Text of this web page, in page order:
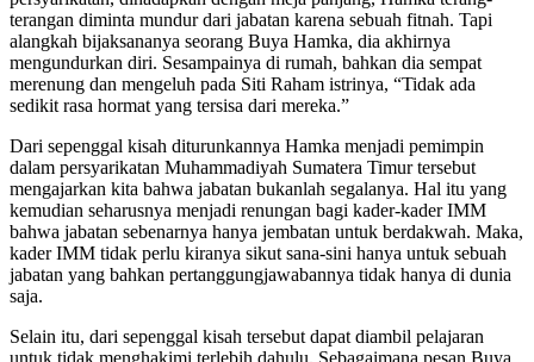
terangan diminta mundur dari jabatan karena sebuah fitnah. Tapi
alangkah bijaksananya seorang Buya Hamka, dia akhirnya
mengundurkan diri. Sesampainya di rumah, bahkan dia sempat
merenung dan mengeluh pada Siti Raham istrinya, “Tidak ada
sedikit rasa hormat yang tersisa dari mereka.”
Dari sepenggal kisah diturunkannya Hamka menjadi pemimpin
dalam persyarikatan Muhammadiyah Sumatera Timur tersebut
mengajarkan kita bahwa jabatan bukanlah segalanya. Hal itu yang
kemudian seharusnya menjadi renungan bagi kader-kader IMM
bahwa jabatan sebenarnya hanya jembatan untuk berdakwah. Maka,
kader IMM tidak perlu kiranya sikut sana-sini hanya untuk sebuah
jabatan yang bahkan pertanggungjawabannya tidak hanya di dunia
saja.
Selain itu, dari sepenggal kisah tersebut dapat diambil pelajaran